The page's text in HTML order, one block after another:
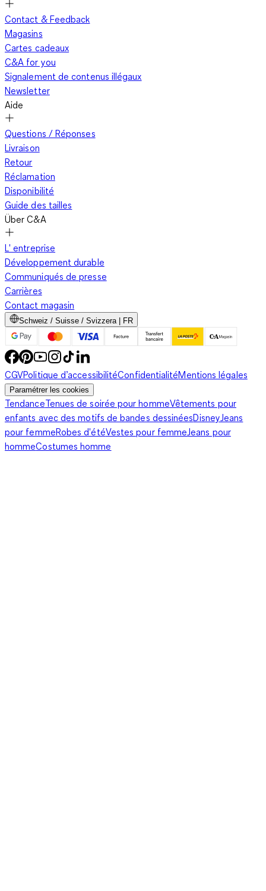
Contact & Feedback
Magasins
Cartes cadeaux
C&A for you
Signalement de contenus illégaux
Newsletter
Aide
Questions / Réponses
Livraison
Retour
Réclamation
Disponibilité
Guide des tailles
Über C&A
L' entreprise
Développement durable
Communiqués de presse
Carrières
Contact magasin
Schweiz / Suisse / Svizzera | FR
CGVPolitique d’accessibilitéConfidentialitéMentions légales
Paramétrer les cookies
TendanceTenues de soirée pour hommeVêtements pour
enfants avec des motifs de bandes dessinéesDisneyJeans
pour femmeRobes d'étéVestes pour femmeJeans pour
hommeCostumes homme